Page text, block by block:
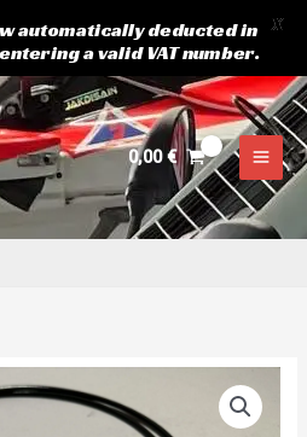
0,00€
automatically deducted in
a valid VAT number.
X